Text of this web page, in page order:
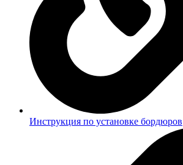
Инструкция по установке бордюров